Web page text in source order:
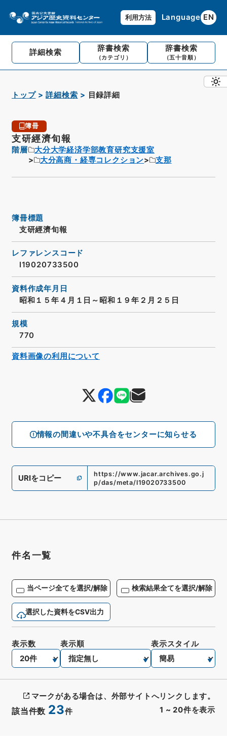
利用方法 Language EN
詳細検索 辞書検索
（カテゴリ）
辞書検索
（五十音順）
トップ 詳細検索 目録詳細
簿冊
支研經濟旬報
階層
大分大学経済学部教育研究支援室
大分高商・経専コレクション
支那
情報の間違いや不具合をセンターに知らせる
簿冊標題
支研經濟旬報
レファレンスコード
I19020733500
資料作成年月日
昭和１５年４月１日～昭和１９年２月２５日
規模
770
URIをコピー
https://www.jacar.archives.go.j
p/das/meta/I19020733500
資料画像の利用について
件名一覧
当ページ全てを選択/解除 検索結果全てを選択/解除
選択した資料をCSV出力
該当件数 23件 1 ~ 20件を表示
表示数 表示順 表示スタイル
マークがある場合は、外部サイトへリンクします。